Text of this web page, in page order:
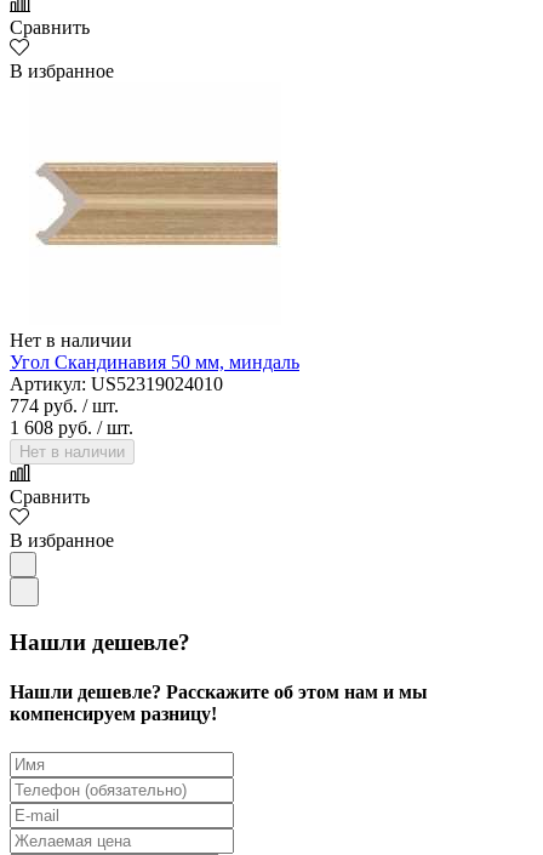
Сравнить
В избранное
Нет в наличии
Угол Скандинавия 50 мм, миндаль
Артикул: US52319024010
774 руб. / шт.
1 608 руб. / шт.
Нет в наличии
Сравнить
В избранное
Нашли дешевле?
Нашли дешевле? Расскажите об этом нам и мы
компенсируем разницу!